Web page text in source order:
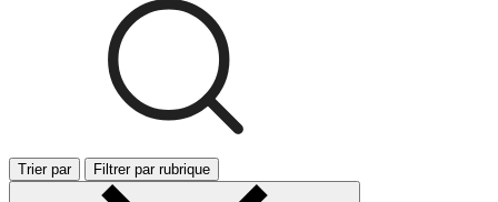
Trier par Filtrer par rubrique